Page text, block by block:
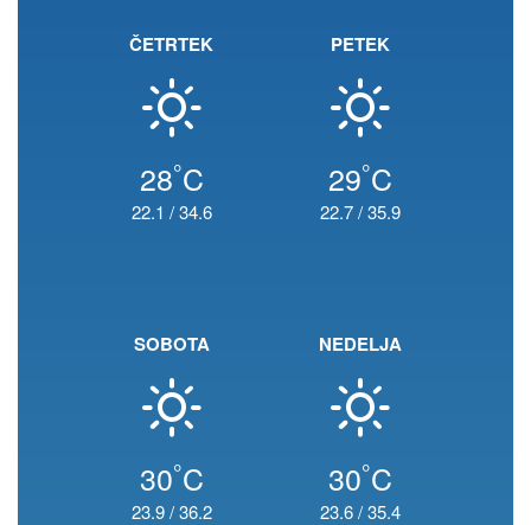
ČETRTEK
28°C
22.1 /34.6
PETEK
29°C
22.7/35.9
SOBOTA
30°C
23.9/36.2
NEDELJA
30°C
23.6/35.4